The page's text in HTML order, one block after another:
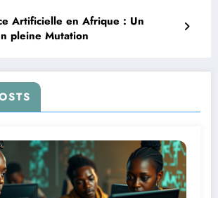
Artificielle en Afrique : Un
pleine Mutation